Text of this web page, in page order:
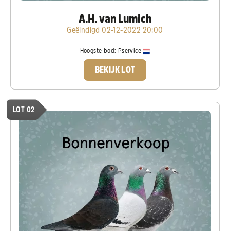
A.H. van Lumich
Geëindigd 02-12-2022 20:00
Hoogste bod: Pservice
BEKIJK LOT
LOT 02